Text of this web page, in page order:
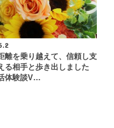
離を乗り越えて、信頼し支
る相手と歩き出しました
体験談V…